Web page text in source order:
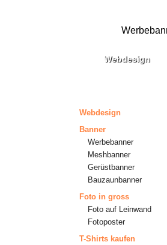
Webdesign
Webdesign
Banner
Werbebanner
Meshbanner
Gerüstbanner
Bauzaunbanner
Foto in gross
Foto auf Leinwand
Fotoposter
T-Shirts kaufen